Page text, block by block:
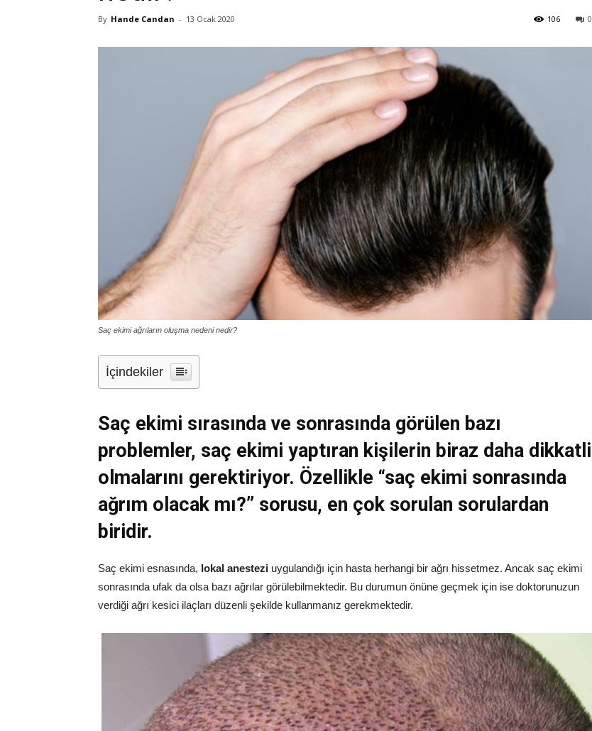
By Hande Candan - 13 Ocak 2020 0
106
Saç ekimi ağrıların oluşma nedeni nedir?
İçindekiler
Saç ekimi sırasında ve sonrasında görülen bazı
problemler, saç ekimi yaptıran kişilerin biraz daha dikkatli
olmalarını gerektiriyor. Özellikle “saç ekimi sonrasında
ağrım olacak mı?” sorusu, en çok sorulan sorulardan
biridir.
Saç ekimi esnasında, lokal anestezi uygulandığı için hasta herhangi bir ağrı hissetmez. Ancak saç ekimi
sonrasında ufak da olsa bazı ağrılar görülebilmektedir. Bu durumun önüne geçmek için ise doktorunuzun
verdiği ağrı kesici ilaçları düzenli şekilde kullanmanız gerekmektedir.